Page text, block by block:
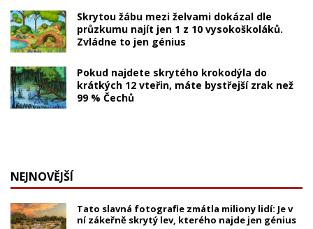
Skrytou žábu mezi želvami dokázal dle
průzkumu najít jen 1 z 10 vysokoškoláků.
Zvládne to jen génius
Pokud najdete skrytého krokodýla do
krátkých 12 vteřin, máte bystřejší zrak než
99 % Čechů
NEJNOVĚJŠÍ
Tato slavná fotografie zmátla miliony lidí: Je v
ní zákeřně skrytý lev, kterého najde jen génius